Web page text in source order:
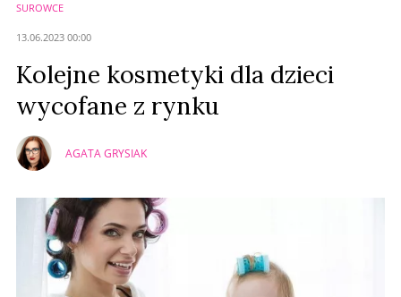
SUROWCE
13.06.2023 00:00
Kolejne kosmetyki dla dzieci
wycofane z rynku
AGATA GRYSIAK